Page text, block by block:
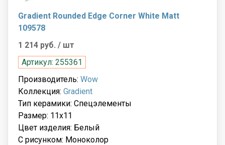
Gradient Rounded Edge Corner White Matt
109578
1 214 руб. / шт
Артикул: 255361
Производитель: Wow
Коллекция: Gradient
Тип керамики: Спецэлементы
Размер: 11x11
Цвет изделия: Белый
С рисунком: Моноколор